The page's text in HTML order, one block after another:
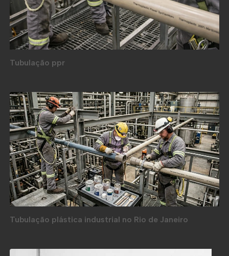
Tubulação ppr
Tubulação plástica industrial no Rio de Janeiro